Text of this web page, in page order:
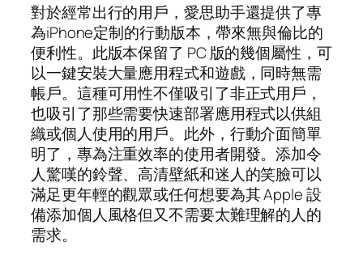
對於經常出行的用戶，愛思助手還提供了專
為iPhone定制的行動版本，帶來無與倫比的
便利性。此版本保留了 PC 版的幾個屬性，可
以一鍵安裝大量應用程式和遊戲，同時無需
帳戶。這種可用性不僅吸引了非正式用戶，
也吸引了那些需要快速部署應用程式以供組
織或個人使用的用戶。此外，行動介面簡單
明了，專為注重效率的使用者開發。添加令
人驚嘆的鈴聲、高清壁紙和迷人的笑臉可以
滿足更年輕的觀眾或任何想要為其 Apple 設
備添加個人風格但又不需要太難理解的人的
需求。